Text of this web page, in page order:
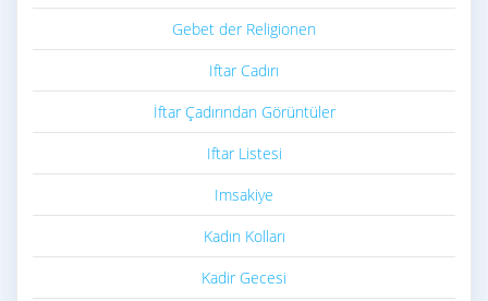
Gebet der Religionen
Iftar Cadırı
İftar Çadırından Görüntüler
Iftar Listesi
Imsakiye
Kadın Kolları
Kadir Gecesi